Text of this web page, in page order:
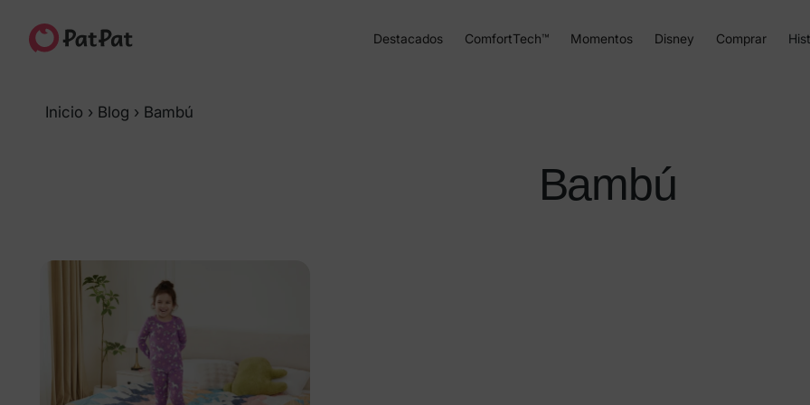
Destacados ComfortTech™ Momentos Disney Comprar
Inicio › Blog › Bambú
Bambú